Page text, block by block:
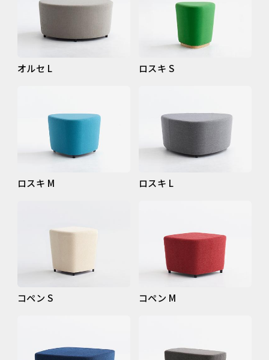
オルセ L ロスキ S
ロスキ M ロスキ L
コペン S コペン M